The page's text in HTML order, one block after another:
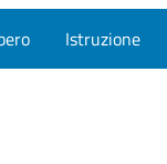
Istruzione